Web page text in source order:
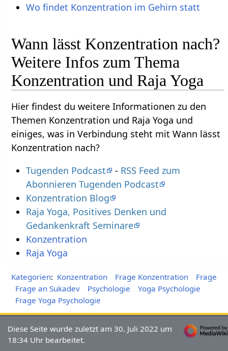
Wo findet Konzentration im Gehirn statt
Wann lässt Konzentration nach?
Weitere Infos zum Thema
Konzentration und Raja Yoga
Hier findest du weitere Informationen zu den
Themen Konzentration und Raja Yoga und
einiges, was in Verbindung steht mit Wann lässt
Konzentration nach?
Tugenden Podcast
- RSS Feed zum
Abonnieren Tugenden Podcast
Konzentration Blog
Raja Yoga, Positives Denken und
Gedankenkraft Seminare
Konzentration
Raja Yoga
Kategorien: Konzentration Frage Konzentration
Frage
Frage an Sukadev
Psychologie
Yoga Psychologie
Frage Yoga Psychologie
Diese Seite wurde zuletzt am 30. Juli 2022 um
18:34 Uhr bearbeitet.